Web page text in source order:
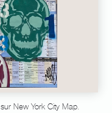
New York City Map.